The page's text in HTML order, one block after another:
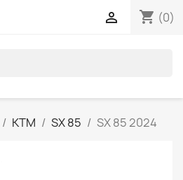
shopping_cart (0)

KTM SX 85 SX 85 2024